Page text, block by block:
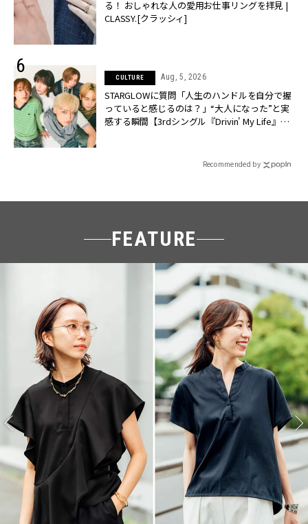
る！ おしゃれな人の愛用お仕事リングを拝見 |
CLASSY.[クラッシィ]
CULTURE Aug, 5, 2026
STARGLOWに質問「人生のハンドルを自分で握
っていると感じるのは？」“大️人になった”と実
感する瞬間【3rdシングル『Drivin' My Life』発
Recommended by
FEATURE